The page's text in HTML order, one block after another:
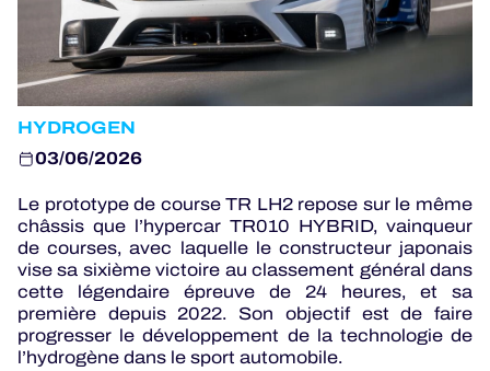
24H LEMANS
ELMS
MLMC
ALMS
HYDROGEN
03/06/2026
Le prototype de course TR LH2 repose sur le même
châssis que l’hypercar TR010 HYBRID, vainqueur
de courses, avec laquelle le constructeur japonais
vise sa sixième victoire au classement général dans
cette légendaire épreuve de 24 heures, et sa
première depuis 2022. Son objectif est de faire
progresser le développement de la technologie de
l’hydrogène dans le sport automobile.